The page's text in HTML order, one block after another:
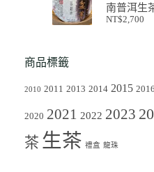
南普洱生
NT$2,700
商品標籤
2010 2011 2013 2014 2015 2016
2020 2021 2022 2023
茶 生茶 禮盒 龍珠